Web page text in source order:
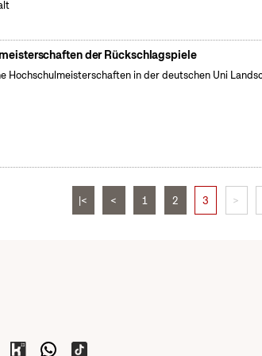
der Rückschlagspiele
Hochschulmeisterschaften in der deutschen Uni
|< < 1 2 3 >